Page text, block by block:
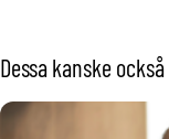
Dessa kanske